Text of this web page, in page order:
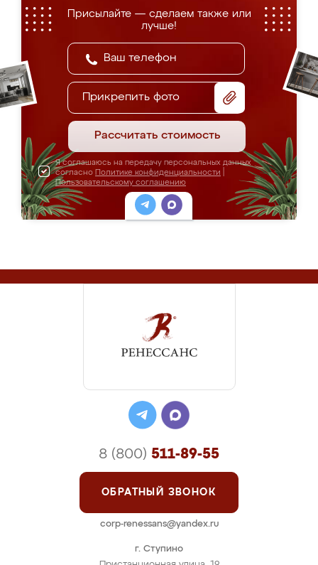
Присылайте — сделаем также или
лучше!
Прикрепить фото
Рассчитать стоимость
Я соглашаюсь на передачу персональных данных
согласно Политике конфиденциальности
Пользовательскому соглашению
г. Ступино
8 (800) 511-89-55
ОБРАТНЫЙ ЗВОНОК
corp-renessans@yandex.ru